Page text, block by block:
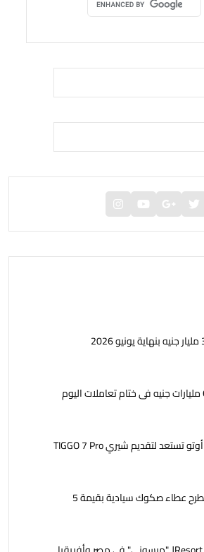
البورصة المصرية تربح 6 مليارات جنيه فى ختام تعاملات اليوم
قريبًا في مصر.. جي بي أوتو تستعد لتقديم شيري TIGGO 7 Pro
اليوم .. البنك المركزي يطرح عطاء صكوك سيادية بقيمة 5